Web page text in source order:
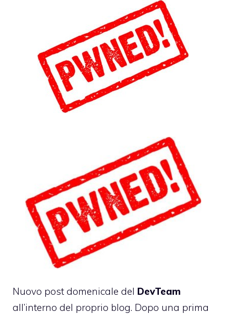
Nuovo post domenicale del DevTeam
all’interno del proprio blog. Dopo una prima